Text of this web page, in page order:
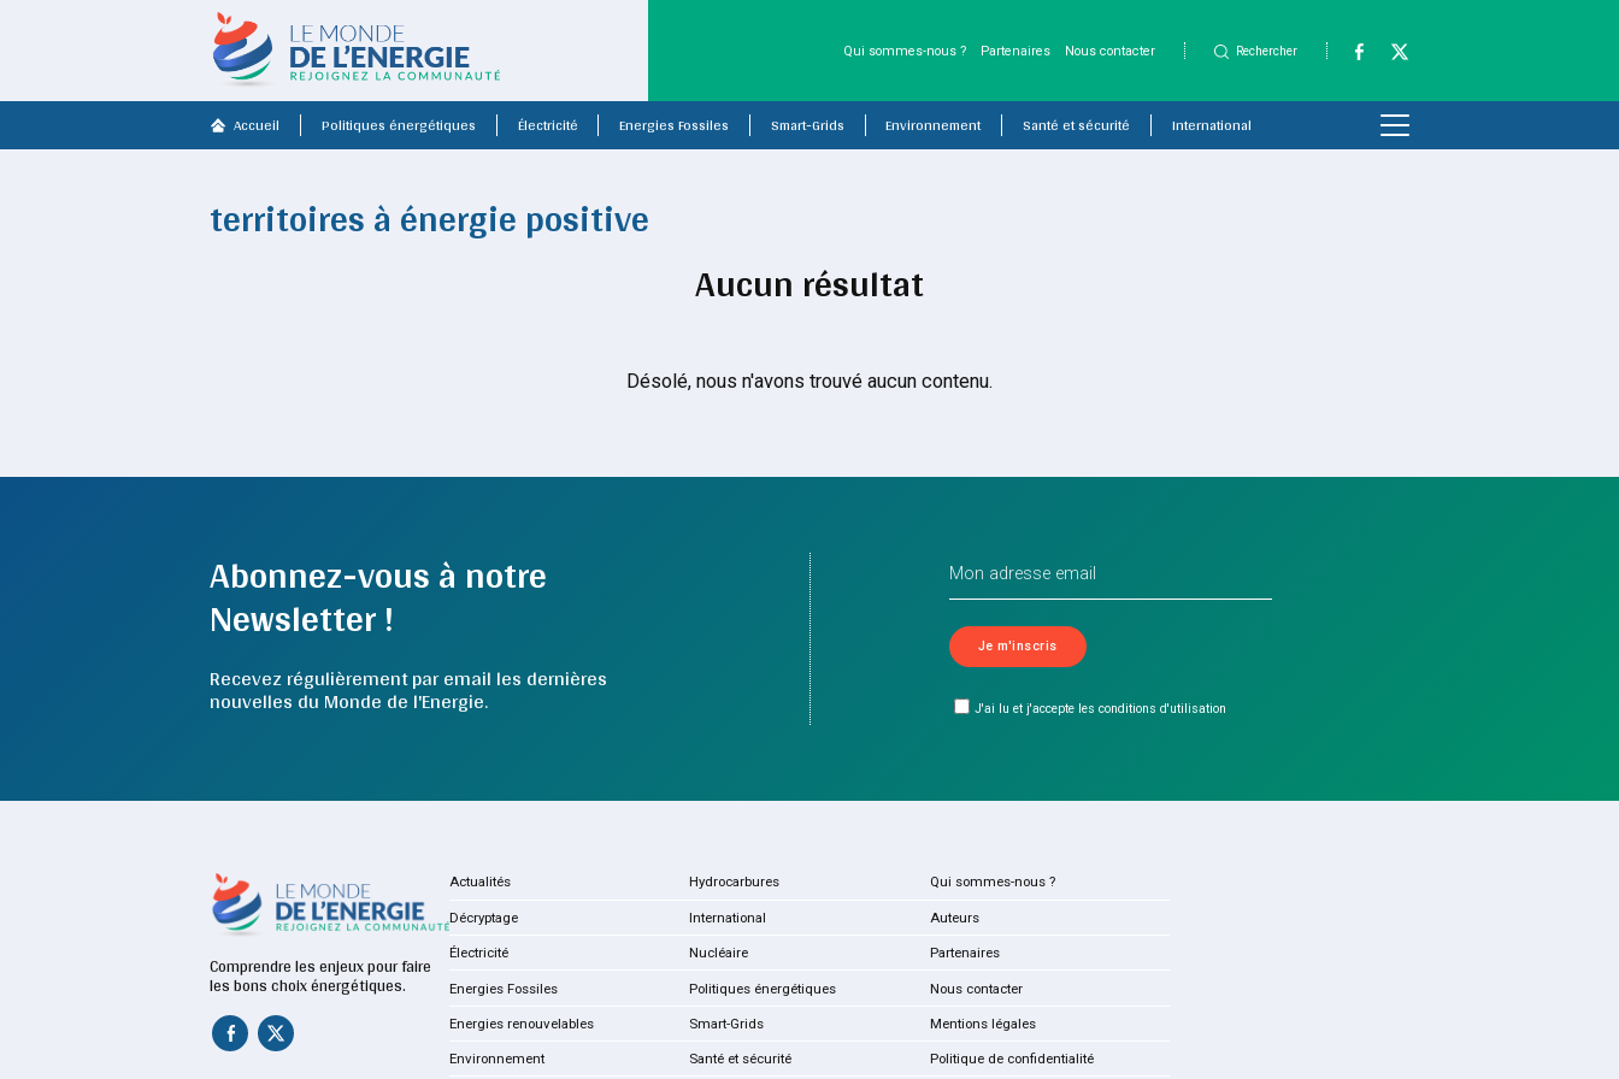
Qui sommes-nous ? Partenaires Nous contacter Rechercher
Accueil Politiques énergétiques Électricité Energies Fossiles Smart-Grids Environnement Santé et sécurité International
territoires à énergie positive
Aucun résultat
Désolé, nous n'avons trouvé aucun contenu.
Abonnez-vous à notre
Newsletter !
Recevez régulièrement par email les dernières
nouvelles du Monde de l'Energie. J'ai lu et j'accepte les conditions d'utilisation
Comprendre les enjeux pour faire
les bons choix énergétiques.
Actualités
Décryptage
Électricité
Energies Fossiles
Energies renouvelables
Environnement
Hydrocarbures
International
Nucléaire
Politiques énergétiques
Smart-Grids
Santé et sécurité
Qui sommes-nous ?
Auteurs
Partenaires
Nous contacter
Mentions légales
Politique de confidentialité